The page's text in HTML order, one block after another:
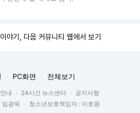
야기, 다음 커뮤니티 웹에서 보기
PC화면 전체보기
내 24시간 뉴스센터
공지사항
임광욱
청소년보호책임자 : 이호원